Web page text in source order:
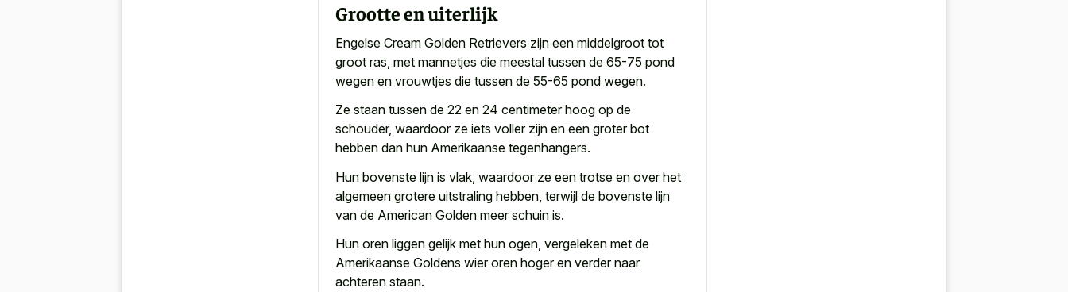
Grootte en uiterlijk
Engelse Cream Golden Retrievers zijn een middelgroot tot
groot ras, met mannetjes die meestal tussen de 65-75 pond
wegen en vrouwtjes die tussen de 55-65 pond wegen.
Ze staan tussen de 22 en 24 centimeter hoog op de
schouder, waardoor ze iets voller zijn en een groter bot
hebben dan hun Amerikaanse tegenhangers.
Hun bovenste lijn is vlak, waardoor ze een trotse en over het
algemeen grotere uitstraling hebben, terwijl de bovenste lijn
van de American Golden meer schuin is.
Hun oren liggen gelijk met hun ogen, vergeleken met de
Amerikaanse Goldens wier oren hoger en verder naar
achteren staan.